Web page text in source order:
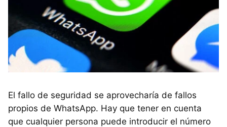
El fallo de seguridad se aprovecharía de fallos
propios de WhatsApp. Hay que tener en cuenta
que cualquier persona puede introducir el número